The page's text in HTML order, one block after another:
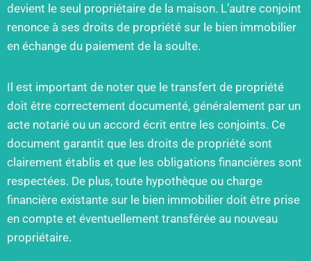
devient le seul propriétaire de la maison. L’autre conjoint
renonce à ses droits de propriété sur le bien immobilier
en échange du paiement de la soulte.
Il est important de noter que le transfert de propriété
doit être correctement documenté, généralement par un
acte notarié ou un accord écrit entre les conjoints. Ce
document garantit que les droits de propriété sont
clairement établis et que les obligations financières sont
respectées. De plus, toute hypothèque ou charge
financière existante sur le bien immobilier doit être prise
en compte et éventuellement transférée au nouveau
propriétaire.